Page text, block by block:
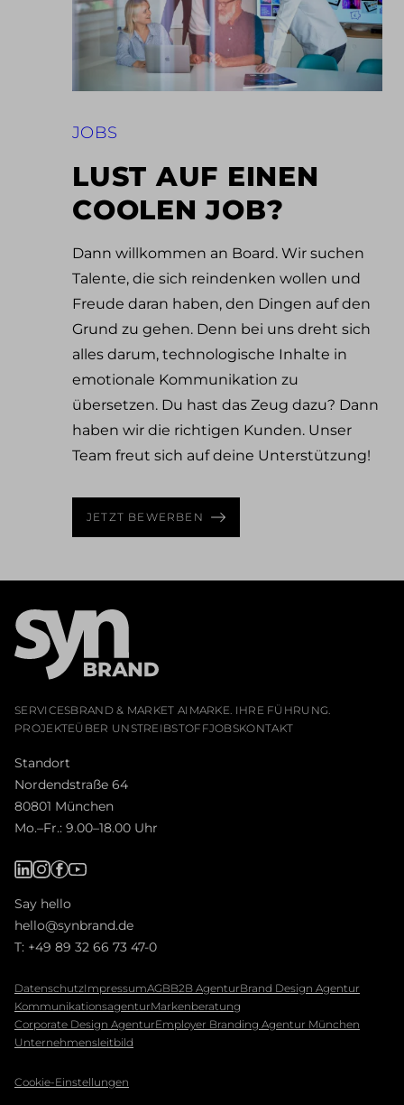
JOBS
LUST AUF EINEN
COOLEN JOB?
Dann willkommen an Board. Wir suchen
Talente, die sich reindenken wollen und
Freude daran haben, den Dingen auf den
Grund zu gehen. Denn bei uns dreht sich
alles darum, technologische Inhalte in
emotionale Kommunikation zu
übersetzen. Du hast das Zeug dazu? Dann
haben wir die richtigen Kunden. Unser
Team freut sich auf deine Unterstützung!
JETZT BEWERBEN
SERVICESBRAND & MARKET AI MARKE. IHRE FÜHRUNG.
PROJEKTEÜBER UNSTREIBSTOFFJOBSKONTAKT
Standort
Nordendstraße 64
80801 München
Mo.–Fr.: 9.00–18.00 Uhr
Say hello
hello@synbrand.de
T: +49 89 32 66 73 47-0
Daten­schutzImpressumAGBB2B AgenturBrand Design Agentur
KommunikationsagenturMarkenberatung
Corporate Design AgenturEmployer Branding Agentur München
Unternehmensleitbild
Cookie-Einstellungen